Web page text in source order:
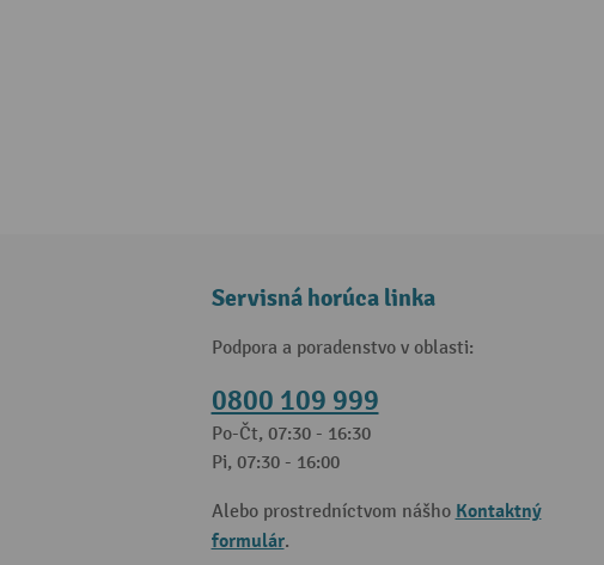
Servisná horúca linka
Podpora a poradenstvo v oblasti:
0800 109 999
Po-Čt, 07:30 - 16:30
Pi, 07:30 - 16:00
Alebo prostredníctvom nášho Kontaktný
formulár.